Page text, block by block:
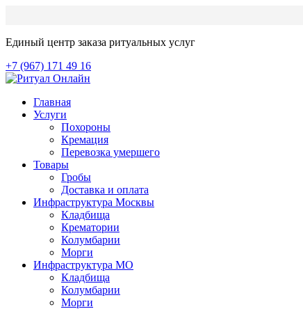
Единый центр заказа ритуальных услуг
+7 (967) 171 49 16
Главная
Услуги
Похороны
Кремация
Перевозка умершего
Товары
Гробы
Доставка и оплата
Инфраструктура Москвы
Кладбища
Крематории
Колумбарии
Морги
Инфраструктура МО
Кладбища
Колумбарии
Морги